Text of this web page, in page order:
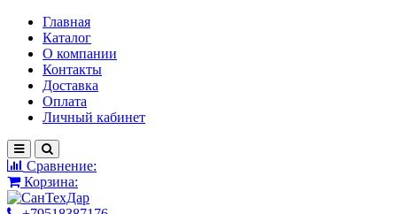
Главная
Каталог
О компании
Контакты
Доставка
Оплата
Личный кабинет
Сравнение:
Корзина: